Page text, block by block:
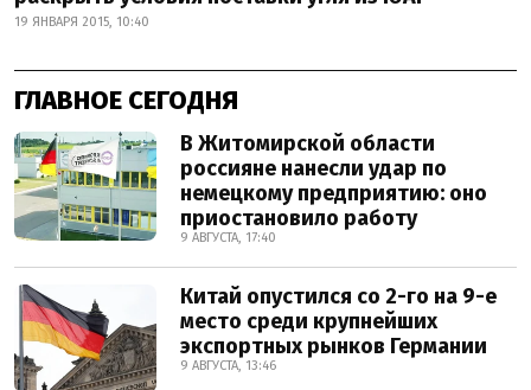
19 ЯНВАРЯ 2015, 10:40
ГЛАВНОЕ СЕГОДНЯ
В Житомирской области
россияне нанесли удар по
немецкому предприятию: оно
приостановило работу
9 АВГУСТА, 17:40
Китай опустился со 2-го на 9-е
место среди крупнейших
экспортных рынков Германии
9 АВГУСТА, 13:46